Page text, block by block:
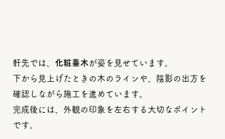
軒先では、 化粧垂木 が姿を見せています。
下から見上げたときの木のラインや、陰影の出方を
確認しながら施工を進めています。
完成後には、外観の印象を左右する大切なポイント
です。